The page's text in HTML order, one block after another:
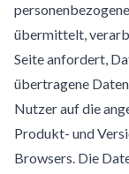
übermittelt,
Seite anfordert,
übertragene
Nutzer auf die
Produkt- und
Browsers. Die